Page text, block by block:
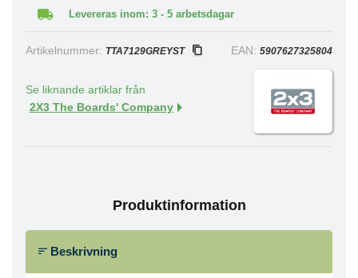
Levereras inom: 3 - 5 arbetsdagar
Artikelnummer: TTA7129GREYST EAN: 5907627325804
Se liknande artiklar från
2X3 The Boards' Company
Produktinformation
Beskrivning